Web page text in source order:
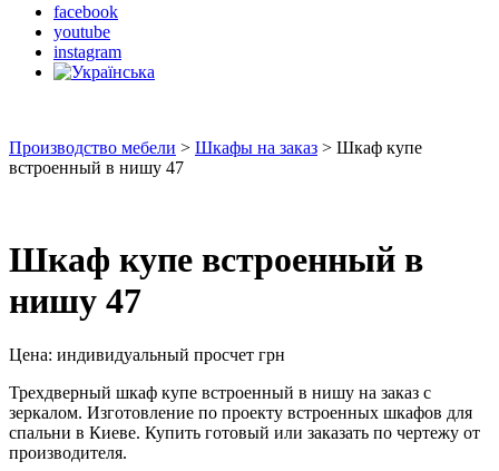
facebook
youtube
instagram
Производство мебели > Шкафы на заказ > Шкаф купе
встроенный в нишу 47
Шкаф купе встроенный в
нишу 47
Цена: индивидуальный просчет грн
Трехдверный шкаф купе встроенный в нишу на заказ с
зеркалом. Изготовление по проекту встроенных шкафов для
спальни в Киеве. Купить готовый или заказать по чертежу от
производителя.